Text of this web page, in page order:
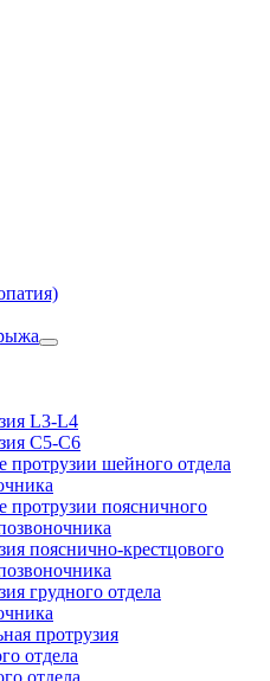
L3-L4
С5-С6
протрузии шейного отдела
протрузии поясничного
пояснично-крестцового
грудного отдела
протрузия
отдела
отдела